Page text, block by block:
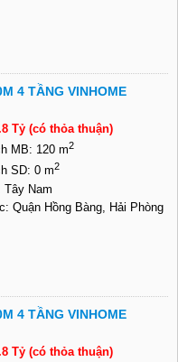
4 TẦNG VINHOME
Tỷ (có thỏa thuận)
MB: 120 m2
SD: 0 m2
Tây Nam
Quận Hồng Bàng, Hải Phòng
4 TẦNG VINHOME
Tỷ (có thỏa thuận)